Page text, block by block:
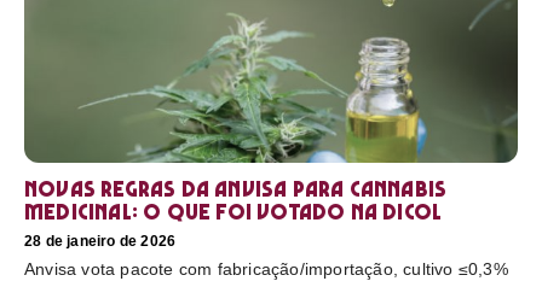
Novas regras da Anvisa para cannabis
medicinal: o que foi votado na Dicol
28 de janeiro de 2026
Anvisa vota pacote com fabricação/importação, cultivo ≤0,3%